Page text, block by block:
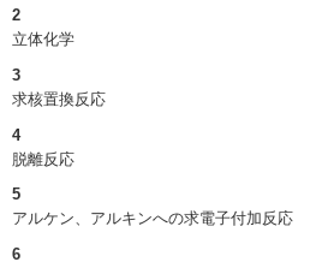
2
立体化学
3
求核置換反応
4
脱離反応
5
アルケン、アルキンへの求電子付加反応
6